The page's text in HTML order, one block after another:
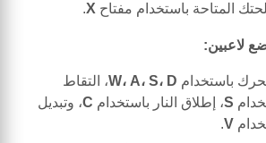
المتاحة باستخدام مفتاح X
.
لاعبين:
باستخدام W، A، S، D، التقاط
S، إطلاق النار باستخدام C، وتبديل
V
.